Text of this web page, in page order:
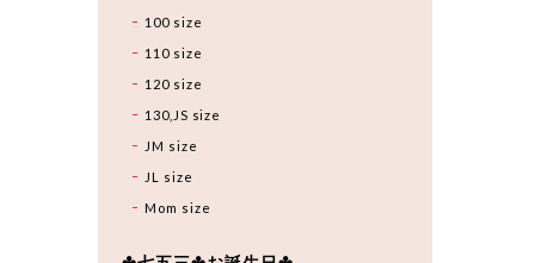
100 size
110 size
120 size
130,JS size
JM size
JL size
Mom size